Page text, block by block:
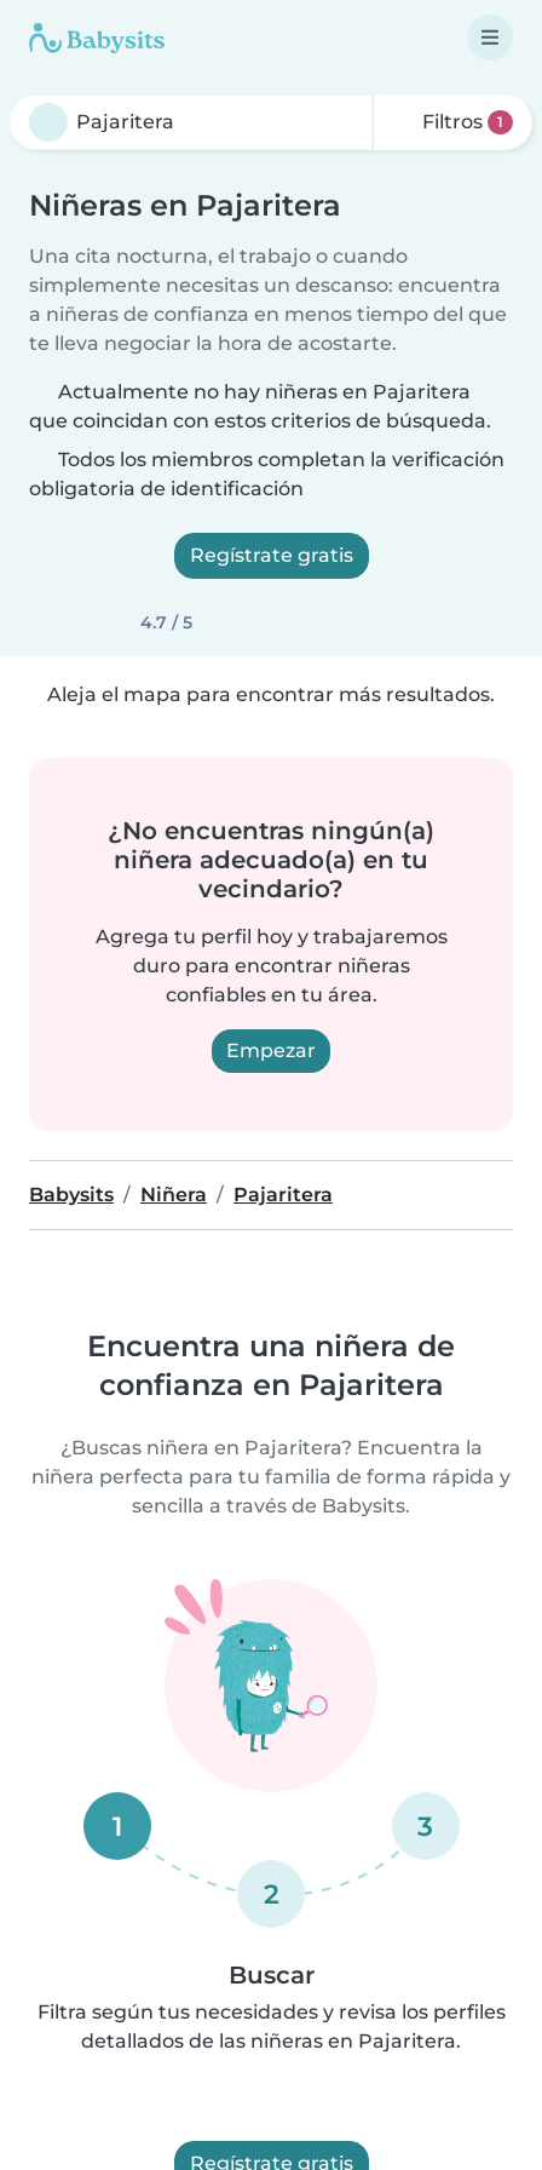
Filtros 1
Niñeras en Pajaritera
Una cita nocturna, el trabajo o cuando
simplemente necesitas un descanso: encuentra
a niñeras de confianza en menos tiempo del que
te lleva negociar la hora de acostarte.
Actualmente no hay niñeras en Pajaritera
que coincidan con estos criterios de búsqueda.
Todos los miembros completan la verificación
obligatoria de identificación
Regístrate gratis
4.7 / 5
Aleja el mapa para encontrar más resultados.
¿No encuentras ningún(a)
niñera adecuado(a) en tu
vecindario?
Agrega tu perfil hoy y trabajaremos
duro para encontrar niñeras
confiables en tu área.
Empezar
Babysits Niñera Pajaritera
Encuentra una niñera de
confianza en Pajaritera
¿Buscas niñera en Pajaritera? Encuentra la
niñera perfecta para tu familia de forma rápida y
sencilla a través de Babysits.
1
2
3
Buscar
Filtra según tus necesidades y revisa los perfiles
detallados de las niñeras en Pajaritera.
Regístrate gratis